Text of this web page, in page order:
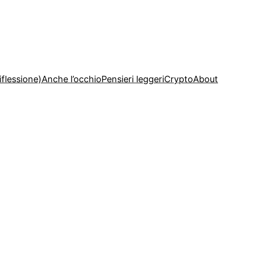
Anche l’occhioPensieri leggeriCryptoAbout